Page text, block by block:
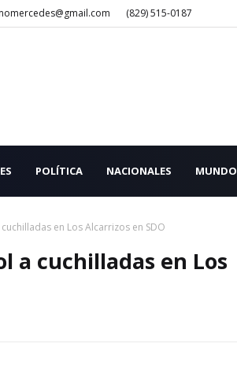
(829) 515-0187
POLÍTICA NACIONALES MUNDO
en Los Alcarrizos en SDO
a cuchilladas en Los